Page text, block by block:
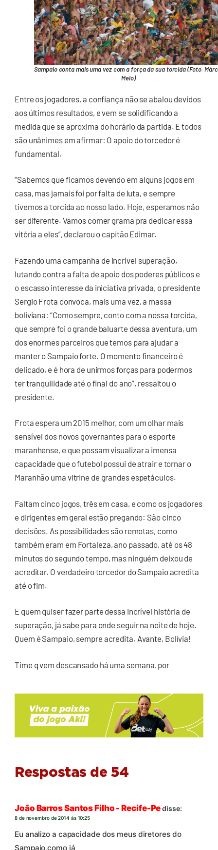
Sampaio conta mais uma vez com a força da sua torcida (Foto:
Melo)
Entre os jogadores, a confiança não se abalou devidos
aos últimos resultados, e vem se solidificando a
medida que se aproxima do horário da partida. E todos
são unânimes em afirmar: O apoio do torcedor é
fundamental.
“Sabemos que ficamos devendo em alguns jogos em
casa, mas jamais foi por falta de luta, e sempre
tivemos a torcida ao nosso lado. Hoje, esperamos não
ser diferente. Vamos comer grama pra dedicar essa
vitória a eles”, declarou o capitão Edimar.
Fazendo uma campanha de incrível superação,
lutando contra a falta de apoio dos poderes públicos e
o escasso interesse da iniciativa privada, o presidente
Sergio Frota convoca, mais uma vez, a massa
boliviana: “Como sempre, conto com a nossa torcida,
que sempre foi o grande baluarte dessa aventura, um
dos enormes parceiros que temos para ajudar a
manter o Sampaio forte. O momento financeiro é
delicado, e é hora de unirmos forças para podermos
ter tranquilidade até o final do ano”, ressaltou o
presidente.
Frota espera um 2015 melhor, com um olhar mais
sensível dos novos governantes para o esporte
maranhense, e que possam visualizar a imensa
capacidade que o futebol possui de atrair e tornar o
Maranhão uma vitrine de grandes espetáculos.
Faltam cinco jogos, três em casa, e como os jogadores
e dirigentes em geral estão pregando: São cinco
decisões. As possibilidades são remotas, como
também eram em Fortaleza, ano passado, até os 48
minutos do segundo tempo, mas ninguém deixou de
acreditar. O verdadeiro torcedor do Sampaio acredita
até o fim.
E quem quiser fazer parte dessa incrível história de
superação, já sabe para onde seguir na noite de hoje.
Quem é Sampaio, sempre acredita. Avante, Bolívia!
Time q vem descansado há uma semana, por
Respostas de 54
João Barros Santos Filho - Recife-Pedisse:
8 de novembro de 2014 às 10:25
Eu analizo a capacidade dos meus diretores do
Sampaio,como já